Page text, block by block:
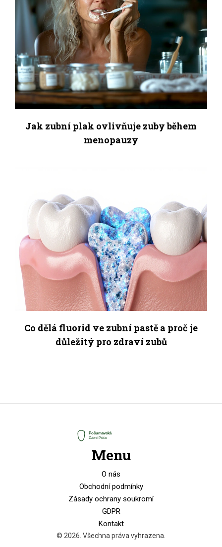
Jak zubní plak ovlivňuje zuby během
menopauzy
Co dělá fluorid ve zubní pastě a proč je
důležitý pro zdraví zubů
Menu
O nás
Obchodní podmínky
Zásady ochrany soukromí
GDPR
Kontakt
© 2026. Všechna práva vyhrazena.